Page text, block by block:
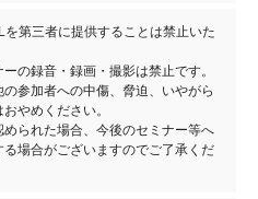
を第三者に提供することは禁止いた
ーの録音・録画・撮影は禁止です。
の参加者への中傷、脅迫、いやがら
やめください。
められた場合、今後のセミナー等へ
場合がございますのでご了承くだ